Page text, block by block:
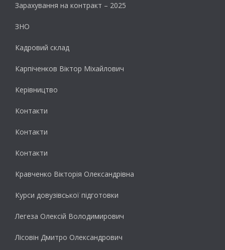
Зарахування на контракт – 2025
ЗНО
Кадровий склад
Карпіченков Віктор Міхайлович
Керівництво
Контакти
Контакти
Контакти
Кравченко Вікторія Олександрівна
Курси довузівської підготовки
Легеза Олексій Володимирович
Лісовін Дмитро Олександрович